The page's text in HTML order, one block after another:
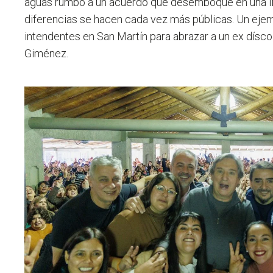
diferencias se hacen cada vez más públicas. Un
intendentes en San Martín para abrazar a un ex
Giménez.